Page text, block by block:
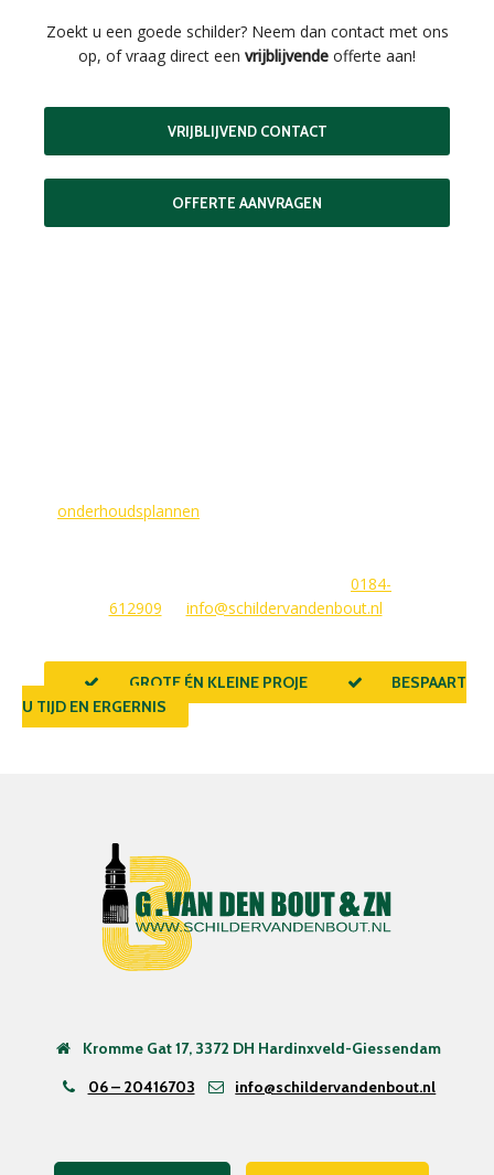
Zoekt u een goede schilder? Neem dan contact met ons
op, of vraag direct een vrijblijvende offerte aan!
VRIJBLIJVEND CONTACT
OFFERTE AANVRAGEN
onderhoudsplannen
0184-
612909
info@schildervandenbout.nl
GROTE ÉN KLEINE PROJECTEN
BESPAART
U TIJD EN ERGERNIS
Kromme Gat 17, 3372 DH Hardinxveld-Giessendam
06 – 20416703
info@schildervandenbout.nl